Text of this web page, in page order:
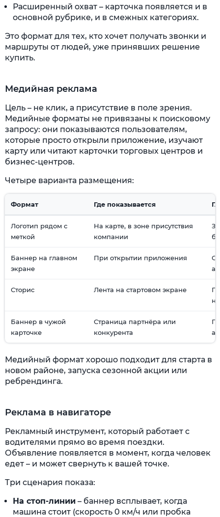
Расширенный охват – карточка появляется и в
основной рубрике, и в смежных категориях.
Это формат для тех, кто хочет получать звонки и
маршруты от людей, уже принявших решение
купить.
Медийная реклама
Цель – не клик, а присутствие в поле зрения.
Медийные форматы не привязаны к поисковому
запросу: они показываются пользователям,
которые просто открыли приложение, изучают
карту или читают карточки торговых центров и
бизнес-центров.
Четыре варианта размещения:
Формат Где показывается
Логотип рядом с
меткой
На карте, в зоне присутствия
компании
Баннер на главном
экране
При открытии приложения
Сторис Лента на стартовом экране
Баннер в чужой
карточке
Страница партнёра или
конкурента
Медийный формат хорошо подходит для старта в
новом районе, запуска сезонной акции или
ребрендинга.
Реклама в навигаторе
Рекламный инструмент, который работает с
водителями прямо во время поездки.
Объявление появляется в момент, когда человек
едет – и может свернуть к вашей точке.
Три сценария показа:
На стоп-линии – баннер всплывает, когда
машина стоит (скорость 0 км/ч или пробка